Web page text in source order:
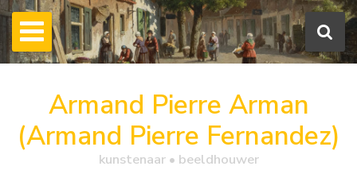
Armand Pierre Arman
(Armand Pierre Fernandez)
kunstenaar • beeldhouwer